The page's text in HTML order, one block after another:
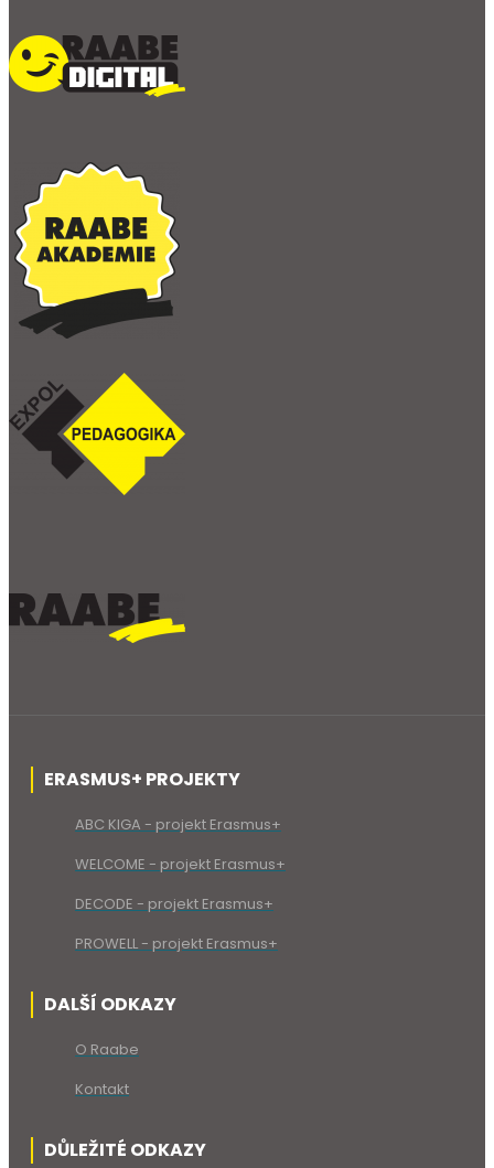
ERASMUS+ PROJEKTY
ABC KIGA - projekt Erasmus+
WELCOME - projekt Erasmus+
DECODE - projekt Erasmus+
PROWELL - projekt Erasmus+
DALŠÍ ODKAZY
O Raabe
Kontakt
DŮLEŽITÉ ODKAZY